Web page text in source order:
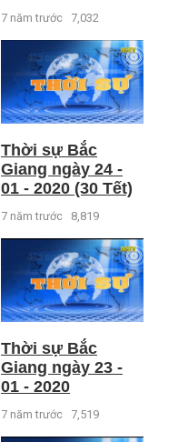
7 năm trước 7,032
Thời sự Bắc
Giang ngày 24 -
01 - 2020 (30 Tết)
7 năm trước 8,819
Thời sự Bắc
Giang ngày 23 -
01 - 2020
7 năm trước 7,519